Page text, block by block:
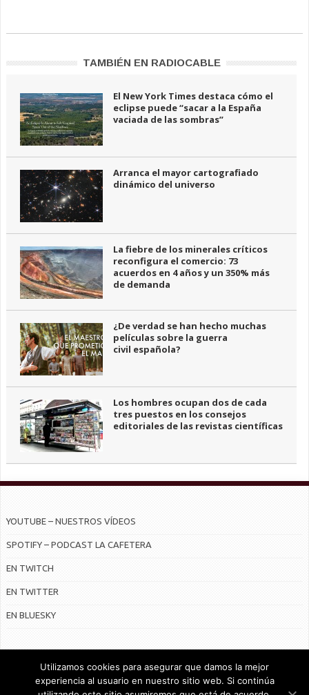
TAMBIÉN EN RADIOCABLE
El New York Times destaca cómo el
eclipse puede “sacar a la España
vaciada de las sombras”
Arranca el mayor cartografiado
dinámico del universo
La fiebre de los minerales críticos
reconfigura el comercio: 73
acuerdos en 4 años y un 350% más
de demanda
¿De verdad se han hecho muchas
películas sobre la guerra
civil española?
Los hombres ocupan dos de cada
tres puestos en los consejos
editoriales de las revistas científicas
YOUTUBE – NUESTROS VÍDEOS
SPOTIFY – PODCAST LA CAFETERA
EN TWITCH
EN TWITTER
EN BLUESKY
Utilizamos cookies para asegurar que damos la mejor
experiencia al usuario en nuestro sitio web. Si continúa